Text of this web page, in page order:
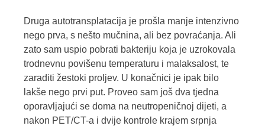
Druga autotransplatacija je prošla manje intenzivno
nego prva, s nešto mučnina, ali bez povraćanja. Ali
zato sam uspio pobrati bakteriju koja je uzrokovala
trodnevnu povišenu temperaturu i malaksalost, te
zaraditi žestoki proljev. U konačnici je ipak bilo
lakše nego prvi put. Proveo sam još dva tjedna
oporavljajući se doma na neutropeničnoj dijeti, a
nakon PET/CT-a i dvije kontrole krajem srpnja